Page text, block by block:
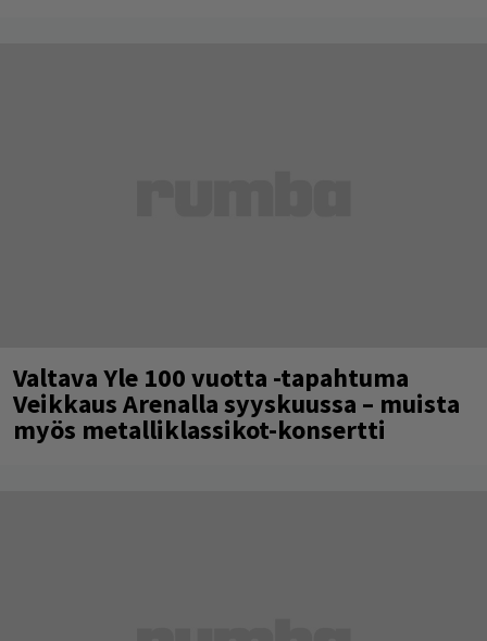
Valtava Yle 100 vuotta -tapahtuma
Veikkaus Arenalla syyskuussa – muista
myös metalliklassikot-konsertti